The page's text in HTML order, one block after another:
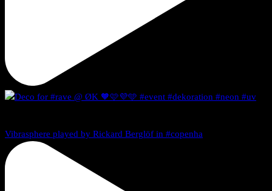
Vibrasphere played by Rickard Berglöf in #copenha